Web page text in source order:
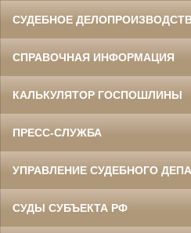
СУДЕБНОЕ
СПРАВОЧНАЯ ИНФОРМАЦИЯ
КАЛЬКУЛЯТОР ГОСПОШЛИНЫ
ПРЕСС-СЛУЖБА
УПРАВЛЕНИЕ СУДЕБНОГО
СУДЫ СУБЪЕКТА РФ